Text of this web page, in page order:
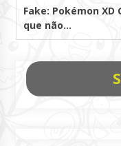
Fake: Pokémon XD
que não…